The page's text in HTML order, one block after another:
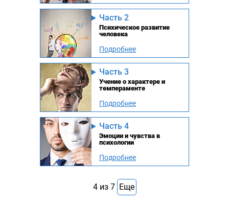
Часть 2
Психическое развитие
человека
Подробнее
Часть 3
Учение о характере и
темпераменте
Подробнее
Часть 4
Эмоции и чувства в
психологии
Подробнее
4из 7 Еще